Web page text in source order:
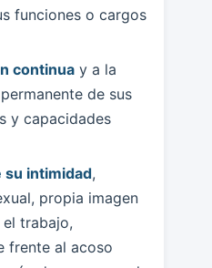
funciones o cargos
continua y a la
de sus
y capacidades
su intimidad,
propia imagen
trabajo,
frente al acoso